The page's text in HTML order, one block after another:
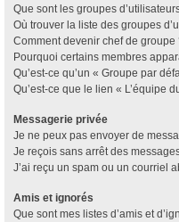
Que sont les groupes
Où trouver la liste des groupes
Comment devenir chef de groupe
Pourquoi certains membres
Qu’est-ce qu’un « Groupe par
Qu’est-ce que le lien « L’équipe
Messagerie privée
Je ne peux pas envoyer de
Je reçois sans arrêt des
J’ai reçu un spam ou un courriel
Amis et ignorés
Que sont mes listes d’amis et